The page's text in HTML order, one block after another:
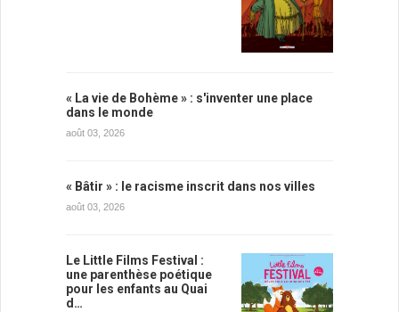
« La vie de Bohème » : s'inventer une place
dans le monde
août 03, 2026
« Bâtir » : le racisme inscrit dans nos villes
août 03, 2026
Le Little Films Festival :
une parenthèse poétique
pour les enfants au Quai
d…